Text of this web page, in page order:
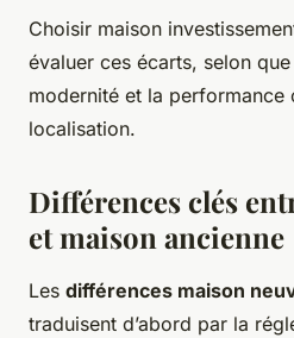
Choisir maison
évaluer ces écarts, selon
modernité et la performance
localisation.
Différences clés
et maison ancienne
Les différences maison
traduisent d’abord par la